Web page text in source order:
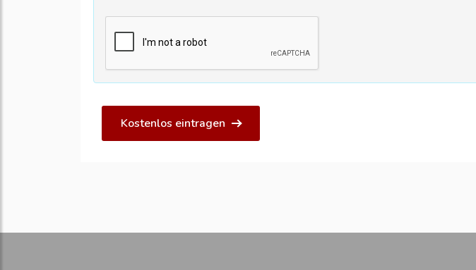
Kostenlos eintragen